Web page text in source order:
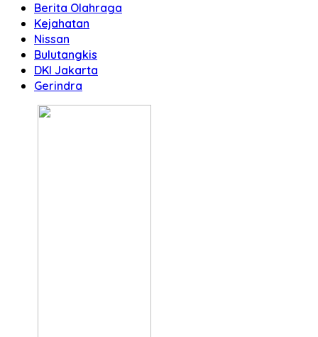
Berita Olahraga
Kejahatan
Nissan
Bulutangkis
DKI Jakarta
Gerindra